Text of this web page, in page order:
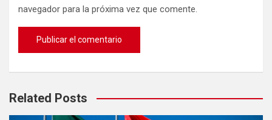
navegador para la próxima vez que comente.
Related Posts